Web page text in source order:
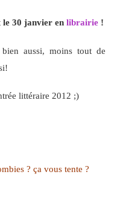
le 30 janvier en librairie !
aussi, moins tout de
littéraire 2012 ;)
? ça vous tente ?